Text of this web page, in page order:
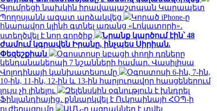
Գյումրեցի նախկին իրավապաշտպան Կարապետ
Պողոսյանն ազատ արձակվեց
Կորած iPhone-ը
հնարավոր կլինի գտնել առանց «Լոկատորի»․
ստեղծվել է նոր գործիք
Նրանք կարծում էին՝ 48
ժամում կգրավեն Իրանը, ինչպես Սիրիան.
Փեզեշքիան
Օգոստոսը կբացի փողի դռները
կենդանակերպի 7 նշանների համար. Վասիլիսա
Վոլոդինայի կանխատեսումը
Օգոստոսի 6-ին, 7-ին,
10-ին, 11-ին, 12-ին և 13-ին հարյուրավոր հասցեներում
լույս չի լինելու
Զելենսկին օգնություն է խնդրել
Ֆինլանդիայից․ քննարկվել է Ուկրաինայի ՀՕՊ-ի
ուժեղացումը
ԱՄՆ-ը ազդակներ է տվել